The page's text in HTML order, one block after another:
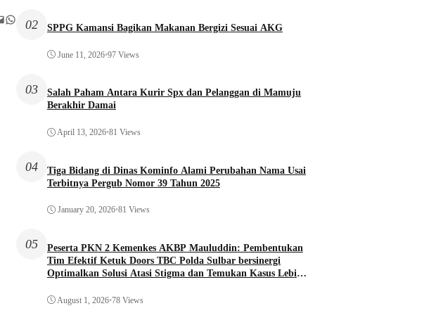
WhatsApp 02 SPPG Kamansi Bagikan Makanan Bergizi Sesuai AKG
June 11, 2026•97 Views
03
Salah Paham Antara Kurir Spx dan Pelanggan di Mamuju
Berakhir Damai
April 13, 2026•81 Views
04
Tiga Bidang di Dinas Kominfo Alami Perubahan Nama Usai
Terbitnya Pergub Nomor 39 Tahun 2025
January 20, 2026•81 Views
05
Peserta PKN 2 Kemenkes AKBP Mauluddin: Pembentukan
Tim Efektif Ketuk Doors TBC Polda Sulbar bersinergi
Optimalkan Solusi Atasi Stigma dan Temukan Kasus Lebih
August 1, 2026•78 Views